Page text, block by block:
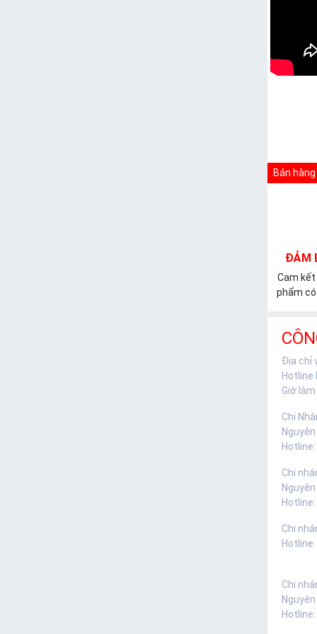
Bán
ĐẢM
Cam
phẩm
Địa chỉ
Hotline
Giờ
Chi
Nguyên
Hotline:
Chi
Nguyên
Hotline:
Chi
Hotline:
Chi
Nguyên
Hotline: